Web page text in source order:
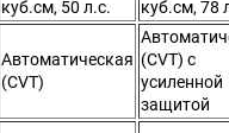
куб.см, 50 л.с.
куб.см, 78
Автоматическая
(CVT)
(CVT) с
усиленной
защитой